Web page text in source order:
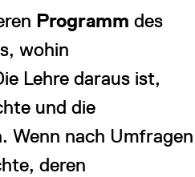
Programm des
wohin
Lehre daraus ist,
und die
Wenn nach Umfragen
deren